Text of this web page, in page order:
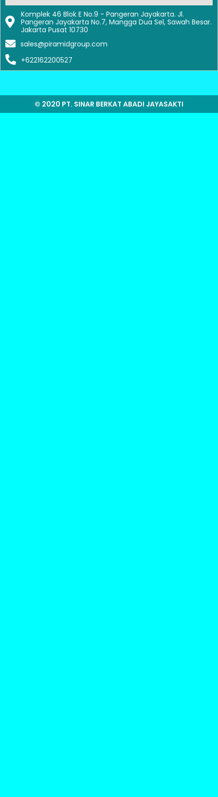
Komplek 46 Blok E No.9 - Pangeran Jayakarta. Jl.
Pangeran Jayakarta No.7, Mangga Dua Sel, Sawah Besar.
Jakarta Pusat 10730
sales@piramidgroup.com
+622162200527
© 2020 PT. SINAR BERKAT ABADI JAYASAKTI